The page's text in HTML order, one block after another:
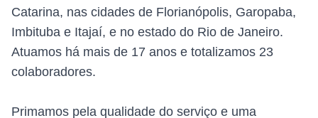
Catarina, nas cidades de Florianópolis, Garopaba,
Imbituba e Itajaí, e no estado do Rio de Janeiro.
Atuamos há mais de 17 anos e totalizamos 23
colaboradores.
Primamos pela qualidade do serviço e uma